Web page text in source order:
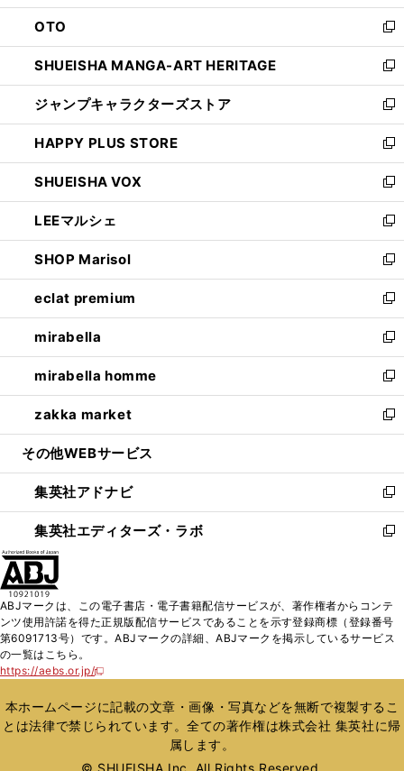
ウ
で
開
く
ン
ド
ウ
で
開
く
OTO
新
し
い
ウ
ィ
ン
ド
ウ
で
開
く
SHUEISHA MANGA-ART HERITAGE
新
し
い
ウ
ィ
ン
ド
ウ
で
開
く
ジャンプキャラクターズストア
新
し
い
ウ
ィ
ン
ド
ウ
で
開
く
HAPPY PLUS STORE
新
し
い
ウ
ィ
ン
ド
ウ
で
開
く
SHUEISHA VOX
新
し
い
ウ
ィ
ン
ド
ウ
で
開
く
LEEマルシェ
新
し
い
ウ
ィ
ン
ド
ウ
で
開
く
SHOP Marisol
新
し
い
ウ
ィ
ン
ド
ウ
で
開
eclat premium
新
し
い
ウ
ィ
ン
ド
ウ
開
く
mirabella
新
し
い
ウ
ィ
ン
ウ
で
開
く
mirabella homme
新
し
い
ウ
ン
ド
ウ
で
zakka market
新
し
ウ
ィ
ン
ド
く
その他WEBサービス
集英社アドナビ
新
し
い
ド
ウ
で
集英社エディターズ・ラボ
新
ィ
ン
ド
開
く
ABJマークは、この電子書店・電子書籍配信サービスが、著作権者からコンテ
ンツ使用許諾を得た正規版配信サービスであることを示す登録商標（登録番号
第6091713号）です。ABJマークの詳細、ABJマークを掲示しているサービス
の一覧はこちら。
https://aebs.or.jp/
新
い
ウ
ィ
本ホームページに記載の文章・画像・写真などを無断で複製するこ
とは法律で禁じられています。全ての著作権は株式会社 集英社に帰
属します。